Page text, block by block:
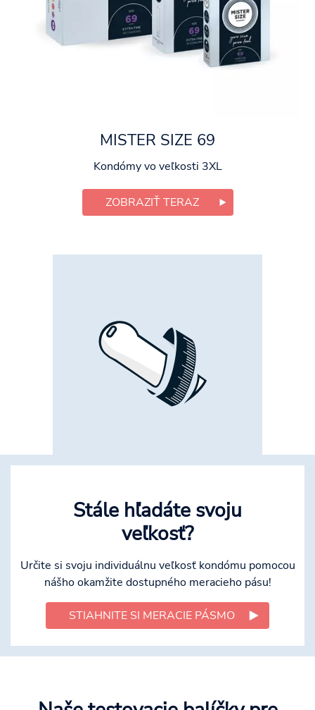
MISTER SIZE 69
Kondómy vo veľkosti 3XL
ZOBRAZIŤ TERAZ
Stále hľadáte svoju
veľkosť?
Určite si svoju individuálnu veľkosť kondómu pomocou
nášho okamžite dostupného meracieho pásu!
STIAHNITE SI MERACIE PÁSMO